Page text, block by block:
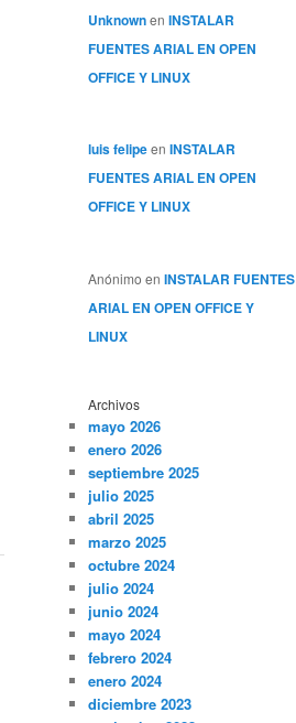
Unknownen INSTALAR
FUENTES ARIAL EN OPEN
OFFICE Y LINUX
luis felipeen INSTALAR
FUENTES ARIAL EN OPEN
OFFICE Y LINUX
Anónimo en INSTALAR FUENTES
ARIAL EN OPEN OFFICE Y
LINUX
Archivos
mayo 2026
enero 2026
septiembre 2025
julio 2025
abril 2025
marzo 2025
octubre 2024
julio 2024
junio 2024
mayo 2024
febrero 2024
enero 2024
diciembre 2023